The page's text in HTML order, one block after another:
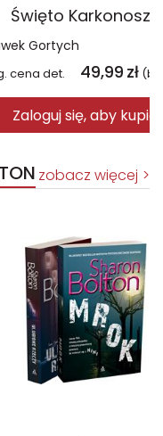
Święto Karkonoszy
Gortych
cena det. 49,99 zł
Zaloguj się, aby kupić
zobacz więcej